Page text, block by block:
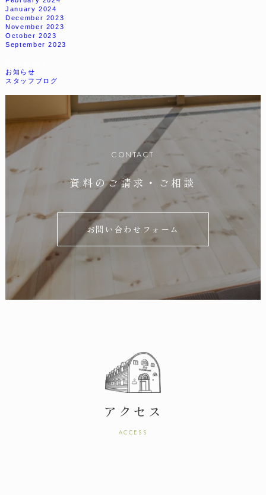
CEDAR
私たちのこだわり
暮らしのコラム
よくある質問
スタッフ紹介
会社概要・アクセス
イベント情報
スタッフブログ
長野県松本市渚
8:00～17:00/ 火・水定休
LINE
January 2024
December 2023
November 2023
October 2023
September 2023
お知らせ
スタッフブログ
CONTACT
資料のご請求・ご相談
お問い合わせフォーム
アクセス
ACCESS